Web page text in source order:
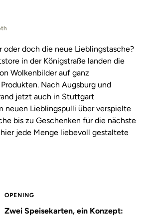
oder doch die neue Lieblingstasche?
in der Königstraße landen die
Wolkenbilder auf ganz
Nach Augsburg und
jetzt auch in Stuttgart
neuen Lieblingspulli über verspielte
bis zu Geschenken für die nächste
hier jede Menge liebevoll gestaltete
OPENING
Zwei Speisekarten, ein Konzept: